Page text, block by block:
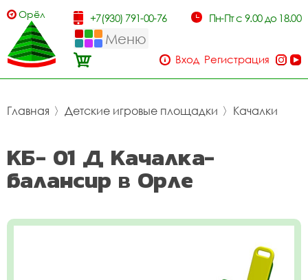
Орёл +7(930) 791-00-76 Пн-Пт с 9.00 до 18.00
Меню
Вход Регистрация
Главная 〉 Детские игровые площадки 〉 Качалки
КБ- 01 Д Качалка-
балансир в Орле